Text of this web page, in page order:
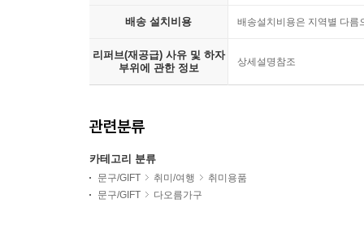
배송 설치비용 배송설치비용은 지역별 다름
리퍼브(재공급) 사유 및 하자
부위에 관한 정보
상세설명참조
관련분류
카테고리 분류
문구/GIFT 취미/여행
취미용품
문구/GIFT
다오름가구